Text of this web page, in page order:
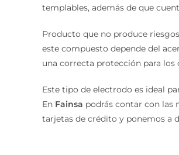
templables, además de que
Producto que no produce
este compuesto depende del
una correcta protección para los
Este tipo de electrodo es ideal
En Fainsa podrás contar con las
tarjetas de crédito y ponemos a